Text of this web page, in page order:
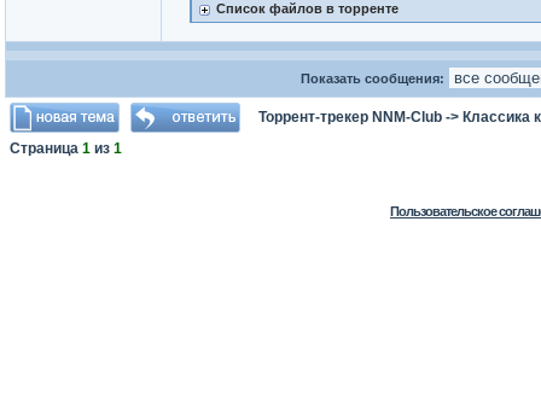
Список файлов в торренте
Показать сообщения:
Торрент-трекер NNM-Club -> Классика
Страница 1 из 1
Пользовательское